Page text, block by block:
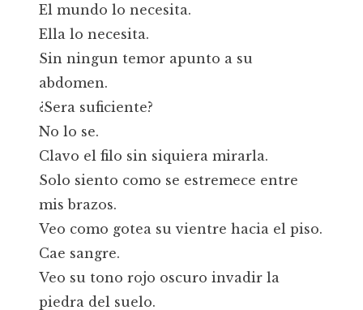
El mundo lo necesita.
Ella lo necesita.
Sin ningun temor apunto a su
abdomen.
¿Sera suficiente?
No lo se.
Clavo el filo sin siquiera mirarla.
Solo siento como se estremece entre
mis brazos.
Veo como gotea su vientre hacia el piso.
Cae sangre.
Veo su tono rojo oscuro invadir la
piedra del suelo.